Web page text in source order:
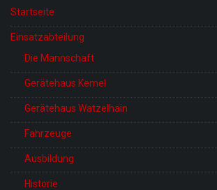
Startseite
Einsatzabteilung
Die Mannschaft
Gerätehaus Kemel
Gerätehaus Watzelhain
Fahrzeuge
Ausbildung
Historie